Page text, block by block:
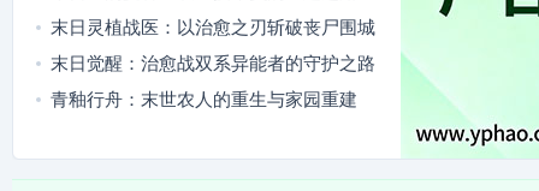
末日灵植战医：以治愈之刃斩破丧尸围城
末日觉醒：治愈战双系异能者的守护之路
青釉行舟：末世农人的重生与家园重建